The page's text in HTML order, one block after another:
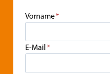
Vorname*
E-Mail *